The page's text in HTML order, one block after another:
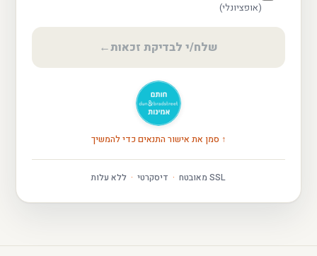
(אופציונלי)
שלח/י לבדיקת זכאות←
↑ סמן את אישור התנאים כדי להמשיך
SSL מאובטח · דיסקרטי · ללא עלות